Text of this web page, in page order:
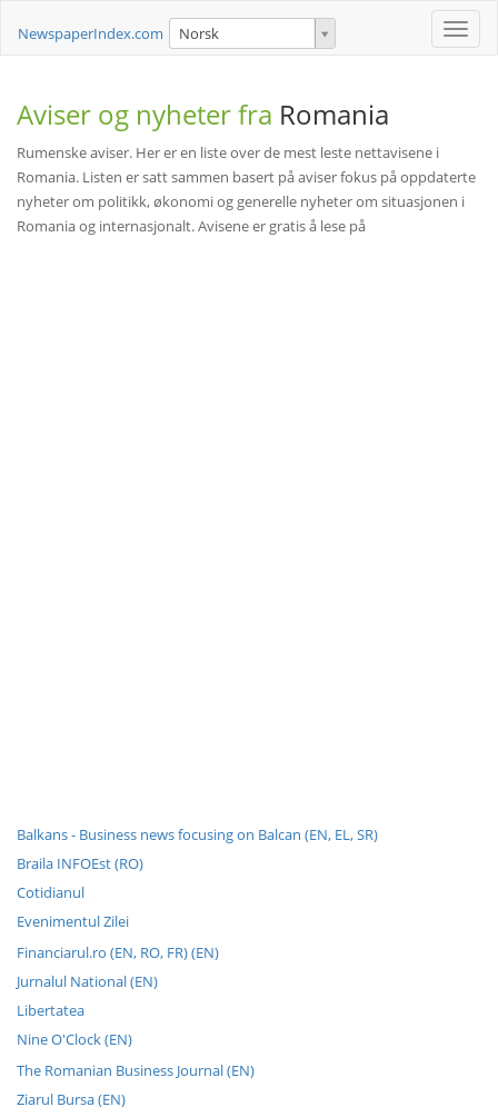
Toggle
NewspaperIndex.com Norsk
Aviser og nyheter fra Romania
Rumenske aviser. Her er en liste over de mest leste nettavisene i
Romania. Listen er satt sammen basert på aviser fokus på oppdaterte
nyheter om politikk, økonomi og generelle nyheter om situasjonen i
Romania og internasjonalt. Avisene er gratis å lese på
Balkans - Business news focusing on Balcan (EN, EL, SR)
Braila INFOEst (RO)
Cotidianul
Evenimentul Zilei
Financiarul.ro (EN, RO, FR) (EN)
Jurnalul National (EN)
Libertatea
Nine O'Clock (EN)
The Romanian Business Journal (EN)
Ziarul Bursa (EN)